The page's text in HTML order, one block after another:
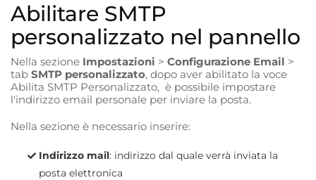
Abilitare SMTP
personalizzato nel pannello
Nella sezione Impostazioni > Configurazione Email >
tab SMTP personalizzato, dopo aver abilitato la voce
Abilita SMTP Personalizzato, è possibile impostare
l'indirizzo email personale per inviare la posta.
Nella sezione è necessario inserire:
Indirizzo mail: indirizzo dal quale verrà inviata la
posta elettronica